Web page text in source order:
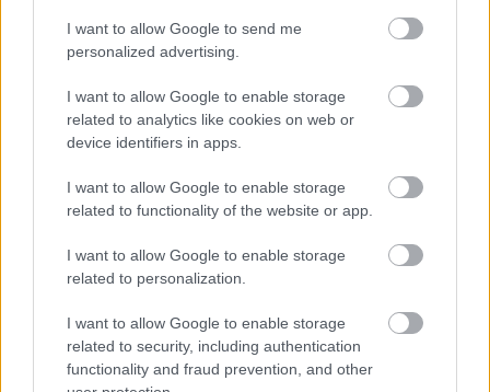
I want to allow Google to send me
personalized advertising.
I want to allow Google to enable storage
related to analytics like cookies on web or
device identifiers in apps.
I want to allow Google to enable storage
related to functionality of the website or app.
I want to allow Google to enable storage
related to personalization.
I want to allow Google to enable storage
related to security, including authentication
functionality and fraud prevention, and other
érdekes módon. Hihetetlenül jó érzés beleásni magad
ezekbe a mitológia karakterekbe és megtalálni azokat a
közöttük, amelyek jól néznek ki és valódinak is hatnak.
Az interjú mellett aFamous Monsters of Filmlandegy
borítót is kiadott, amelyen a
sztárjai, Henry Cavill, Ben Affleck és Gal
Gadot pózolnak. A Zack Snyder rendezésében készülő
film 2016 március 25-én érkezik a mozikba.
Ő lehet a Galaxis Őrzői 2